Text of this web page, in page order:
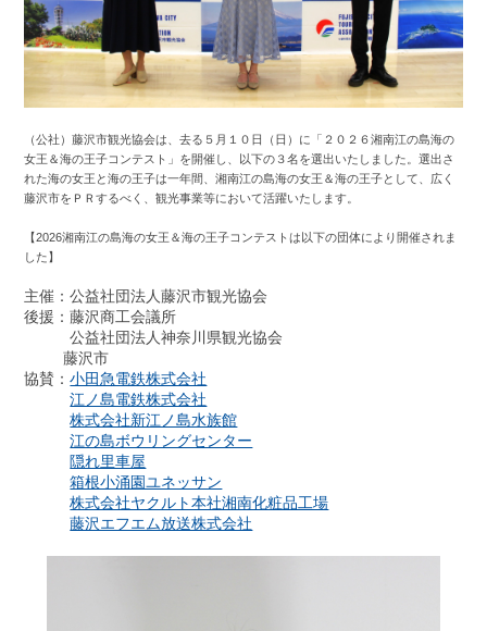
（公社）藤沢市観光協会は、去る５月１０日（日）に「２０２６湘南江の島海の
女王＆海の王子コンテスト」を開催し、以下の３名を選出いたしました。選出さ
れた海の女王と海の王子は一年間、湘南江の島海の女王＆海の王子として、広く
藤沢市をＰＲするべく、観光事業等において活躍いたします。
【2026湘南江の島海の女王＆海の王子コンテストは以下の団体により開催されま
した】
主催：公益社団法人藤沢市観光協会
後援：藤沢商工会議所
公益社団法人神奈川県観光協会
藤沢市
協賛：小田急電鉄株式会社
江ノ島電鉄株式会社
株式会社新江ノ島水族館
江の島ボウリングセンター
隠れ里車屋
箱根小涌園ユネッサン
株式会社ヤクルト本社湘南化粧品工場
藤沢エフエム放送株式会社